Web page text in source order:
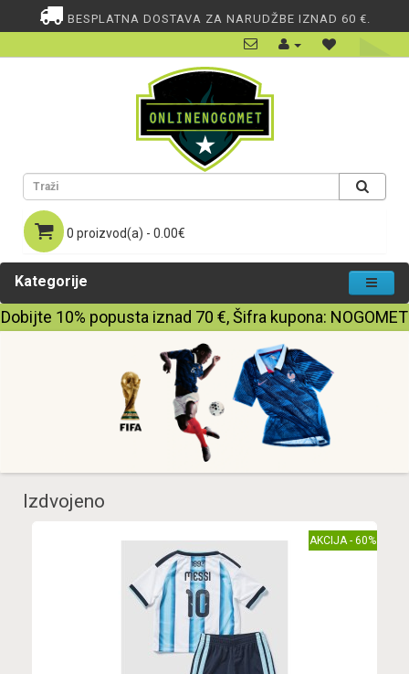
BESPLATNA DOSTAVA ZA NARUDŽBE IZNAD 60 €.
0 proizvod(a) - 0.00€
Kategorije
Dobijte 10% popusta iznad 70 €, Šifra kupona: NOGOMET
Izdvojeno
AKCIJA - 60%